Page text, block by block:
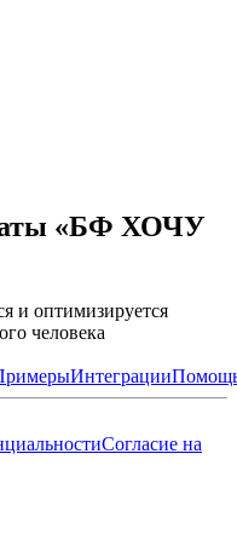
«БФ ХОЧУ
и оптимизируется
человека
Интеграции
Согласие на